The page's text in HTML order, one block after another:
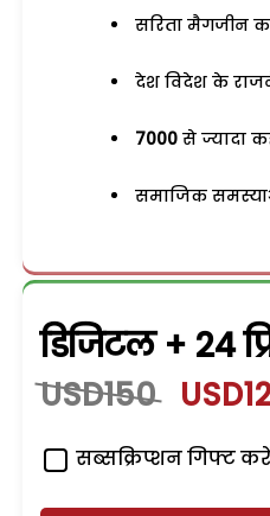
सरिता मैगजीन
देश विदेश के
7000 से ज्यादा
समाजिक
डिजिटल + 24
USD150
सब्सक्रिप्शन गिफ्ट